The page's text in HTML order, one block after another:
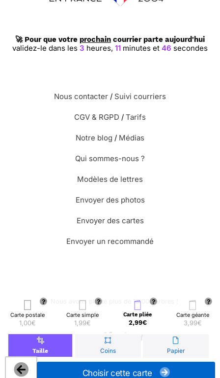
Carte postale
1,00€
Carte simple
1,99€
Carte pliée
2,99€
Carte géante
3,99€
Taille Coins Papier
Choisir cette carte
🚀 Pour que votre prochain courrier parte aujourd'hui
validez-le dans les3 heures,11 minutes et45 secondes
Nous contacter / Suivi courriers
CGV & RGPD / Tarifs
Notre blog / Médias
Qui sommes-nous ?
Modèles de lettres
Envoyer des photos
Envoyer des cartes
Envoyer un recommandé
🌳 Nous avons planté plus de 13.000 arbres !
© Merci Facteur